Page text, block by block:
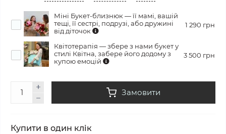
Міні Букет-близнюк — її мамі, вашій
тещі, її сестрі, подрузі, або дружині
від діточок
1 290 грн
Квітотерапія — збере з нами букет у
стилі Квітна, забере його додому з
купою емоцій
3 500 грн
Замовити
Купити в один клік